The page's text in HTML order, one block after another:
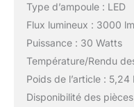
Type d’ampoule : LED
Flux lumineux : 3000 lm
Puissance : 30 Watts
Température/Rendu
Poids de l’article : 5,24
Disponibilité des